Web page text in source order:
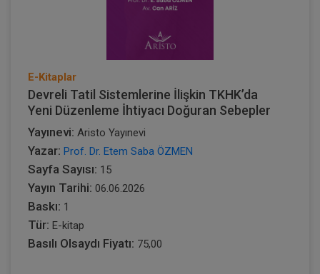
E-Kitaplar
Devreli Tatil Sistemlerine İlişkin TKHK’da
Yeni Düzenleme İhtiyacı Doğuran Sebepler
Yayınevi: Aristo Yayınevi
Yazar: Prof. Dr. Etem Saba ÖZMEN
Sayfa Sayısı: 15
Yayın Tarihi: 06.06.2026
Baskı: 1
Tür: E-kitap
Basılı Olsaydı Fiyatı: 75,00